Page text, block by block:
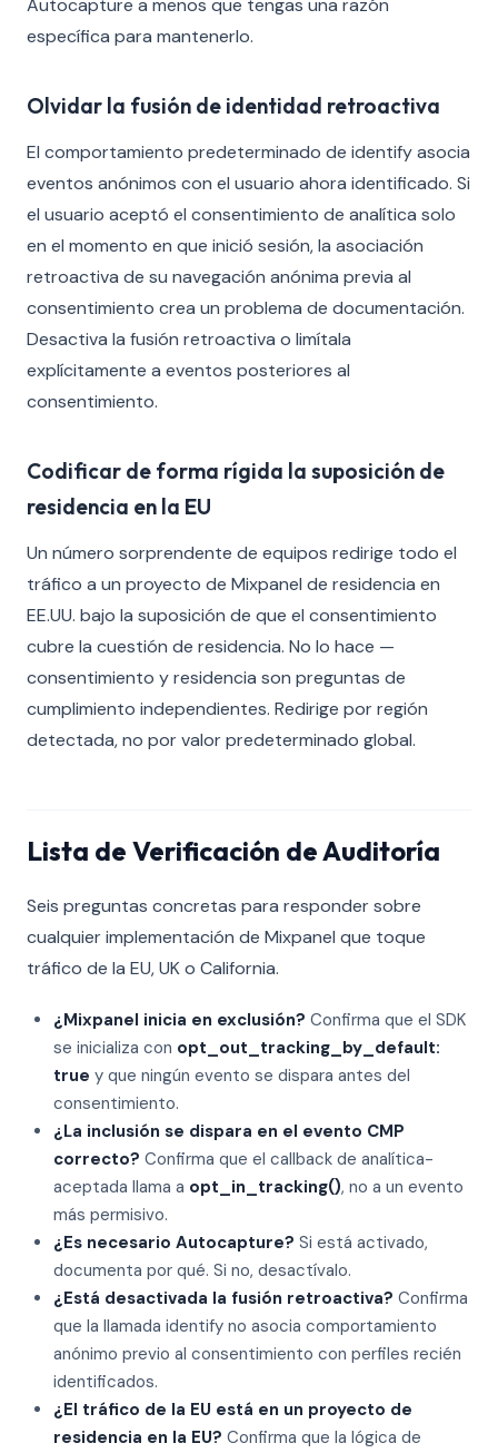
Autocapture a menos que tengas una razón
específica para mantenerlo.
Olvidar la fusión de identidad retroactiva
El comportamiento predeterminado de identify asocia
eventos anónimos con el usuario ahora identificado. Si
el usuario aceptó el consentimiento de analítica solo
en el momento en que inició sesión, la asociación
retroactiva de su navegación anónima previa al
consentimiento crea un problema de documentación.
Desactiva la fusión retroactiva o limítala
explícitamente a eventos posteriores al
consentimiento.
Codificar de forma rígida la suposición de
residencia en la EU
Un número sorprendente de equipos redirige todo el
tráfico a un proyecto de Mixpanel de residencia en
EE.UU. bajo la suposición de que el consentimiento
cubre la cuestión de residencia. No lo hace —
consentimiento y residencia son preguntas de
cumplimiento independientes. Redirige por región
detectada, no por valor predeterminado global.
Lista de Verificación de Auditoría
Seis preguntas concretas para responder sobre
cualquier implementación de Mixpanel que toque
tráfico de la EU, UK o California.
¿Mixpanel inicia en exclusión? Confirma que el SDK
se inicializa con opt_out_tracking_by_default:
true y que ningún evento se dispara antes del
consentimiento.
¿La inclusión se dispara en el evento CMP
correcto? Confirma que el callback de analítica-
aceptada llama a opt_in_tracking(), no a un evento
más permisivo.
¿Es necesario Autocapture? Si está activado,
documenta por qué. Si no, desactívalo.
¿Está desactivada la fusión retroactiva? Confirma
que la llamada identify no asocia comportamiento
anónimo previo al consentimiento con perfiles recién
identificados.
¿El tráfico de la EU está en un proyecto de
residencia en la EU? Confirma que la lógica de